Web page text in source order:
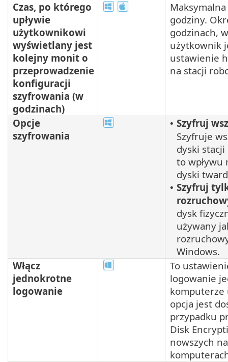
Czas, po którego
upływie
użytkownikowi
wyświetlany jest
kolejny monit o
przeprowadzenie
konfiguracji
szyfrowania (w
godzinach)
godziny.
godzinach,
użytkownik
ustawienie
na stacji
Opcje
szyfrowania
• Szyfruj
Szyfruje
dyski
to wpływu
dyski
• Szyfruj
dysk
używany
Windows.
Włącz
jednokrotne
logowanie
To
logowanie
komputerze
opcja jest
przypadku
Disk
nowszych